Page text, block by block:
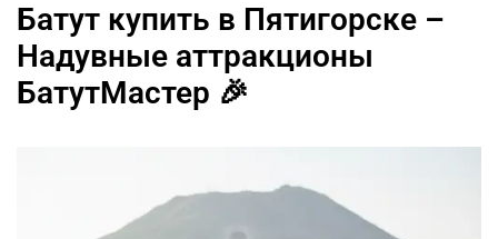
Батут купить в Пятигорске –
Надувные аттракционы
БатутМастер 🎉